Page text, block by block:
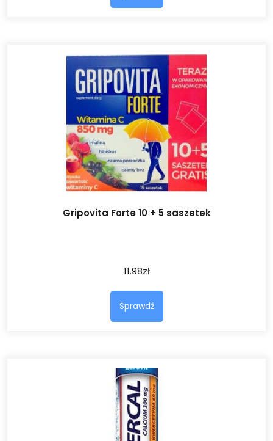
Gripovita Forte 10 + 5 saszetek
11.98zł
Sprawdź